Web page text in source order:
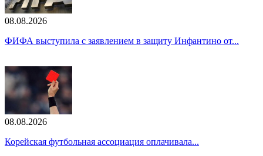
08.08.2026
ФИФА выступила с заявлением в защиту Инфантино от...
08.08.2026
Корейская футбольная ассоциация оплачивала...